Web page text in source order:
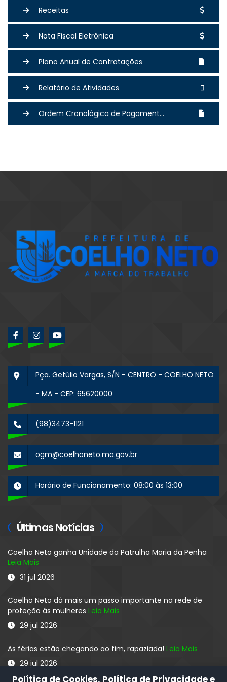
Receitas
Nota Fiscal Eletrônica
Plano Anual de Contratações
Relatório de Atividades
Ordem Cronológica de Pagament...
Pça. Getúlio Vargas, S/N - CENTRO - COELHO NETO
- MA - CEP: 65620000
(98)3473-1121
ogm@coelhoneto.ma.gov.br
Horário de Funcionamento: 08:00 às 13:00
Últimas Notícias
Coelho Neto ganha Unidade da Patrulha Maria da Penha
Leia Mais
31 jul 2026
Coelho Neto dá mais um passo importante na rede de
proteção ás mulheres Leia Mais
29 jul 2026
As férias estão chegando ao fim, rapaziada! Leia Mais
29 jul 2026
Política de Cookies, Política de Privacidade e